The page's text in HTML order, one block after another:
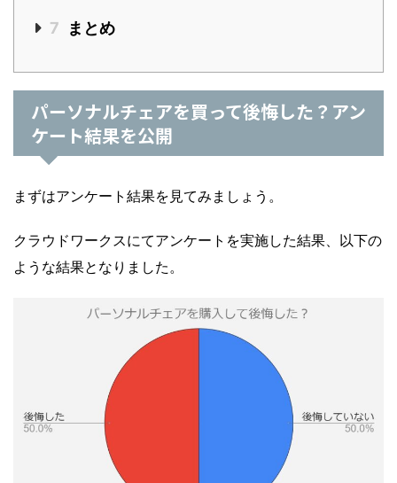
7 まとめ
パーソナルチェアを買って後悔した？アン
ケート結果を公開
まずはアンケート結果を見てみましょう。
クラウドワークスにてアンケートを実施した結果、以下の
ような結果となりました。